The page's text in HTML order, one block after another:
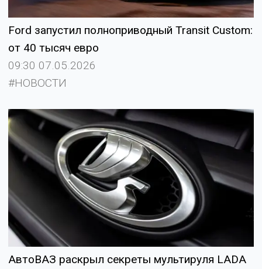
Ford запустил полноприводный Transit Custom:
от 40 тысяч евро
09:30 07.05.2026
#НОВОСТИ
АвтоВАЗ раскрыл секреты мультируля LADA